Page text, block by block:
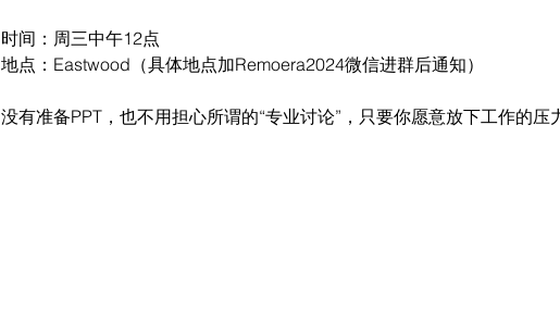
时间：周三中午12点
地点：Eastwood（具体地点加Remoera2024微信进群后通知）
没有准备PPT，也不用担心所谓的“专业讨论”，只要你愿意放下工作的